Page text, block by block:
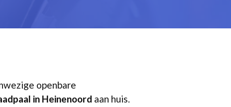
openbare
in Heinenoord aan huis.